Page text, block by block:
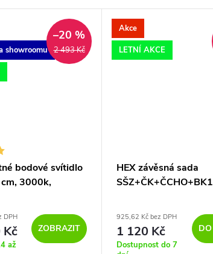
showroomu 2 493 Kč
–20 %
bodové svítidlo
3000k,
DPH
Kč
až
ZOBRAZIT
Akce
LETNÍ AKCE
HEX závěsná sada
RENDL
925,62 Kč bez DPH
1 120 Kč
Dostupnost do 7